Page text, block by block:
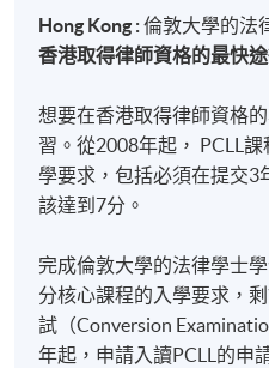
選擇一個歷久不衰、受全
門的學歷。
University of London
起點
COML9031
理
哲
學
理
論*
2026
9 月
L6
法
**
日
L6
公
2026
Hong Kong :倫敦大學的法
香港取得律師資格的最快途
想要在香港取得律師資格
習。從2008年起， PCLL
學要求，包括必須在提交3
該達到7分。
完成倫敦大學的法律學士
分核心課程的入學要求，
試（Conversion
年起，申請入讀PCLL的申